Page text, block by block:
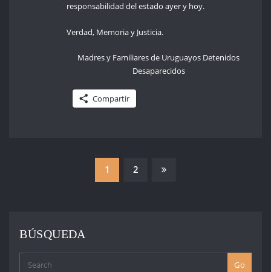
responsabilidad del estado ayer y hoy.
Verdad, Memoria y Justicia.
Madres y Familiares de Uruguayos Detenidos
Desaparecidos
Compartir
PAGINACIÓN
ENTRADAS
1 2
BÚSQUEDA
Go